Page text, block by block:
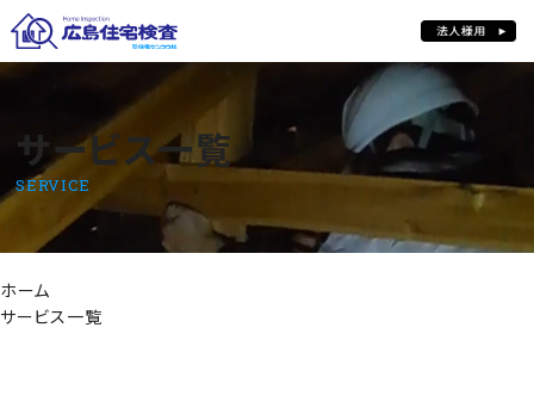
サービス一覧
サービス一覧
SERVICE
ホーム
サービス一覧